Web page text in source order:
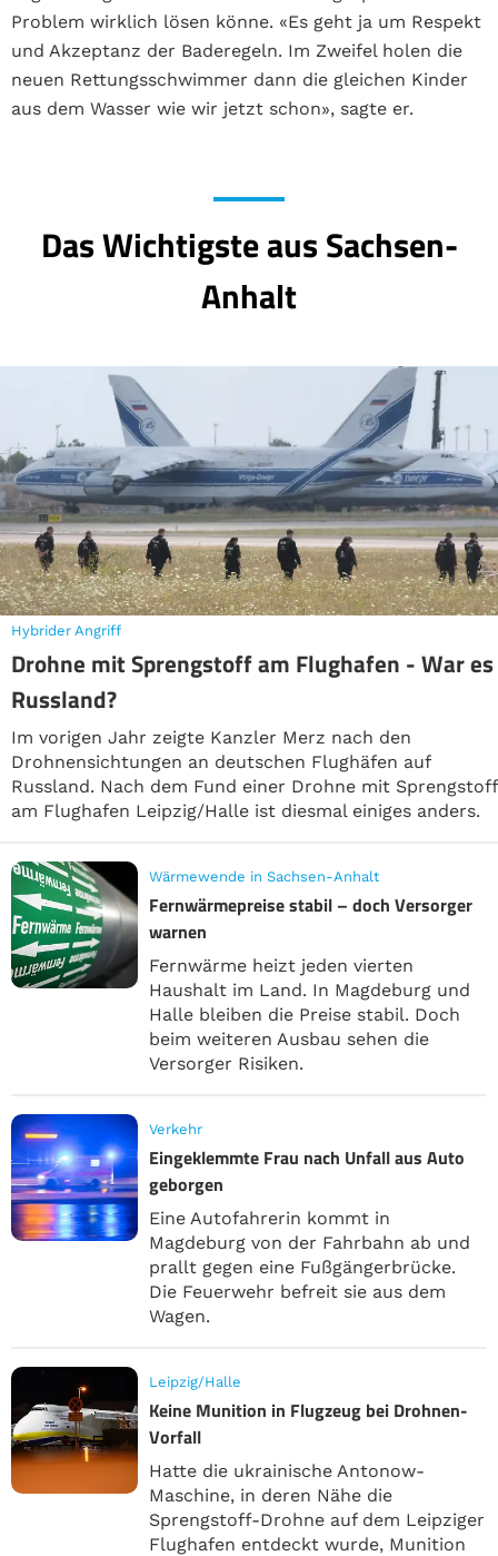
Problem wirklich lösen könne. «Es geht ja um Respekt
und Akzeptanz der Baderegeln. Im Zweifel holen die
neuen Rettungsschwimmer dann die gleichen Kinder
aus dem Wasser wie wir jetzt schon», sagte er.
Das Wichtigste aus Sachsen-
Anhalt
Hybrider Angriff
Drohne mit Sprengstoff am Flughafen - War es
Russland?
Im vorigen Jahr zeigte Kanzler Merz nach den
Drohnensichtungen an deutschen Flughäfen auf
Russland. Nach dem Fund einer Drohne mit Sprengstoff
am Flughafen Leipzig/Halle ist diesmal einiges anders.
Wärmewende in Sachsen-Anhalt
Fernwärmepreise stabil – doch Versorger
warnen
Fernwärme heizt jeden vierten
Haushalt im Land. In Magdeburg und
Halle bleiben die Preise stabil. Doch
beim weiteren Ausbau sehen die
Versorger Risiken.
Verkehr
Eingeklemmte Frau nach Unfall aus Auto
geborgen
Eine Autofahrerin kommt in
Magdeburg von der Fahrbahn ab und
prallt gegen eine Fußgängerbrücke.
Die Feuerwehr befreit sie aus dem
Wagen.
Leipzig/Halle
Keine Munition in Flugzeug bei Drohnen-
Vorfall
Hatte die ukrainische Antonow-
Maschine, in deren Nähe die
Sprengstoff-Drohne auf dem Leipziger
Flughafen entdeckt wurde, Munition